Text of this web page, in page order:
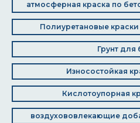
атмосферная краска по
Полиуретановые
Грунт для
Износостойкая
Кислотоупорная
воздухововлекающие